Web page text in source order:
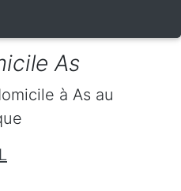
As
à As au